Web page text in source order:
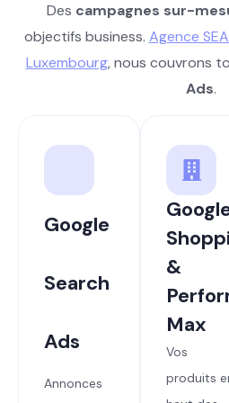
Des campagnes sur-
objectifs business. Agence
Luxembourg, nous couvrons
Ads.
Google
Search
Ads
Annonces
&
Max
Vos
produits